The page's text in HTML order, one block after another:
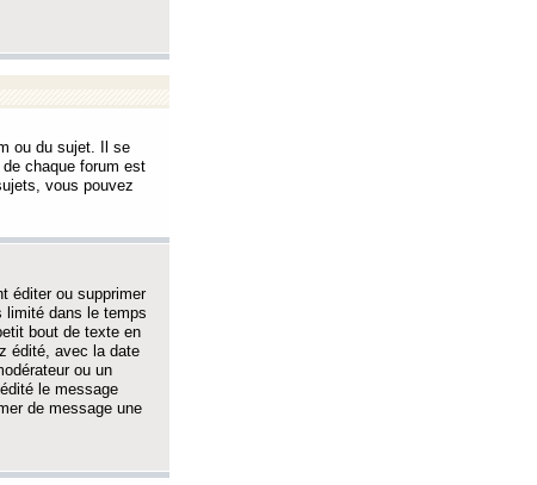
ou du sujet. Il se
chaque forum est
vous pouvez
éditer ou supprimer
limité dans le temps
bout de texte en
édité, avec la date
ou un
le message
de message une